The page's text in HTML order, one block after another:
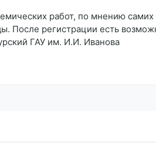
работ, по мнению самих
После регистрации есть
ГАУ им. И.И. Иванова